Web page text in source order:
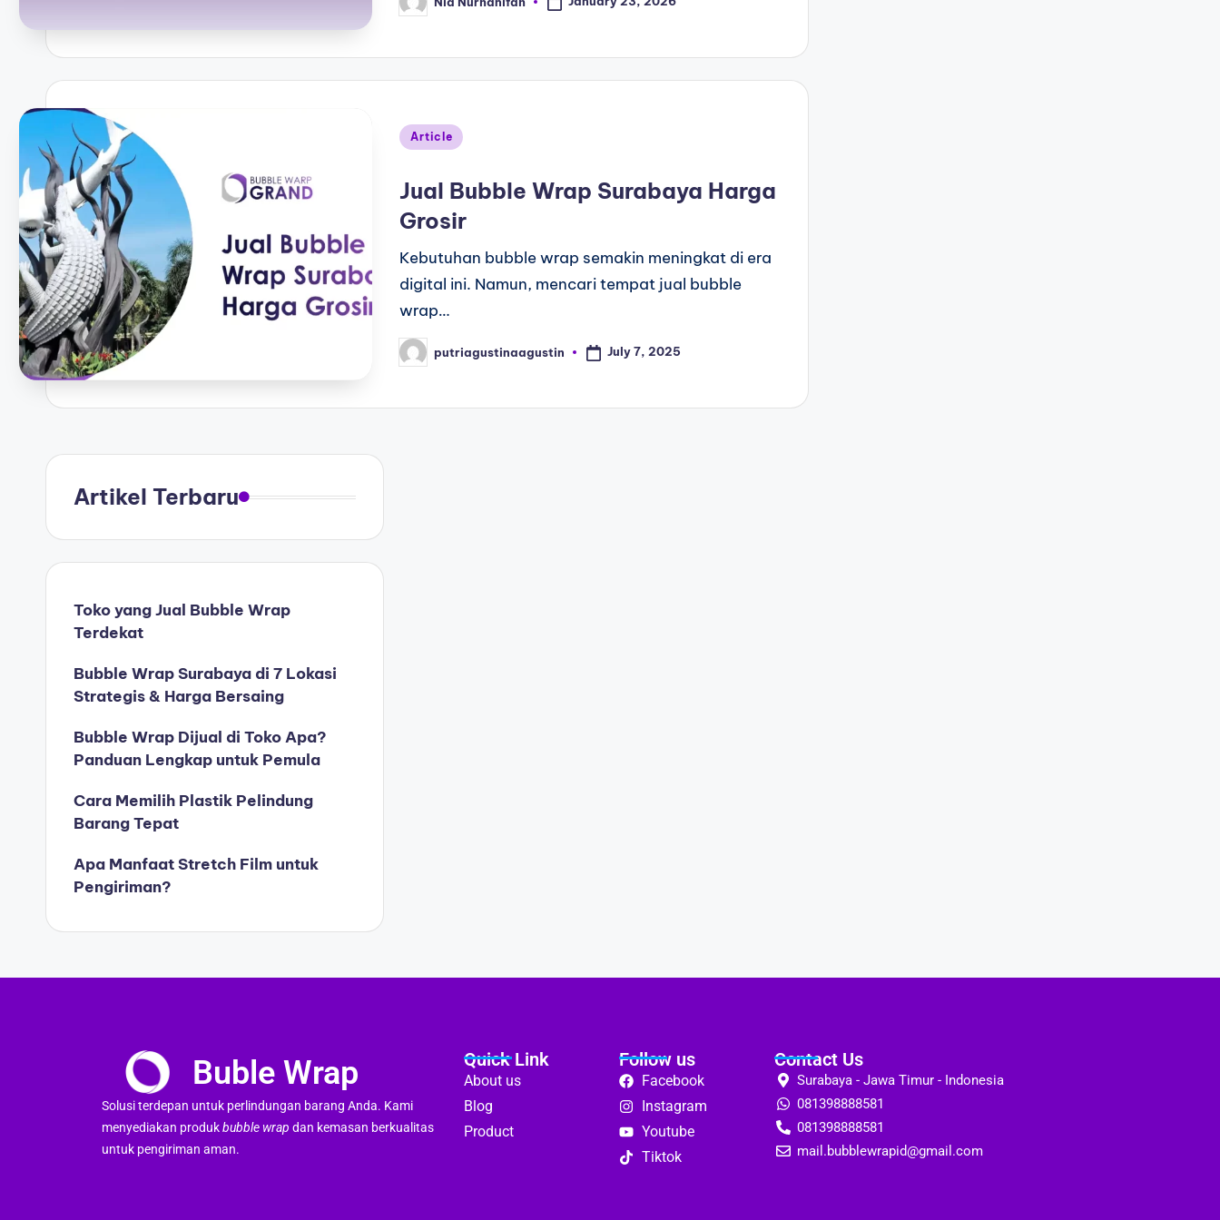
Article
Jual Bubble Wrap Surabaya Harga
Grosir
Kebutuhan bubble wrap semakin meningkat di era
digital ini. Namun, mencari tempat jual bubble
wrap…
putriagustinaagustin July 7, 2025
Artikel Terbaru
Toko yang Jual Bubble Wrap
Terdekat
Bubble Wrap Surabaya di 7 Lokasi
Strategis & Harga Bersaing
Bubble Wrap Dijual di Toko Apa?
Panduan Lengkap untuk Pemula
Cara Memilih Plastik Pelindung
Barang Tepat
Apa Manfaat Stretch Film untuk
Pengiriman?
Buble Wrap
Solusi terdepan untuk perlindungan barang Anda. Kami
menyediakan produkbubble wrap dan kemasan berkualitas
untuk pengiriman aman.
Quick Link
About us
Blog
Product
Follow us
Facebook
Instagram
Youtube
Tiktok
Contact Us
Surabaya - Jawa Timur - Indonesia
081398888581
081398888581
mail.bubblewrapid@gmail.com